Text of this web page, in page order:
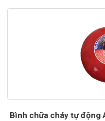
Bình chữa cháy tự động